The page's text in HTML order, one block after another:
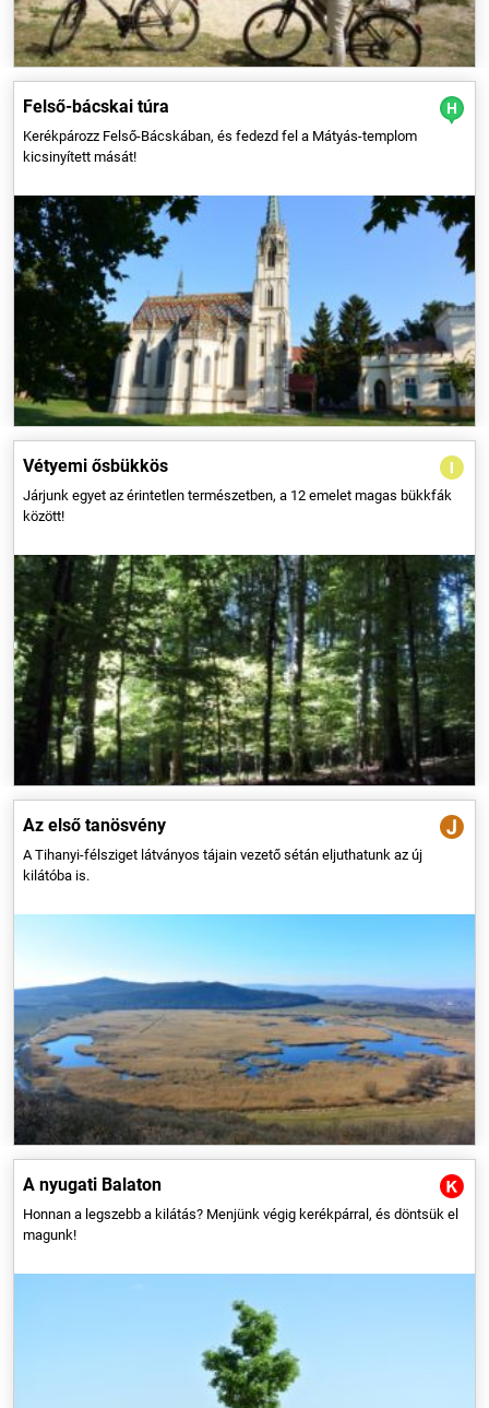
Felső-bácskai túra
Kerékpározz Felső-Bácskában, és fedezd fel a Mátyás-templom
kicsinyített mását!
Vétyemi ősbükkös
A Vétyemi ősbükkös egy emberi beavatkozástól mentes, háborítatlan
terület az erdőn belül, ahol a maga természetességében láthatjuk az
erdőt. Érdekes élmény megfigyelni egy szokványos, kezelt erdő és a
kezeletlen erdőrezervátum közötti különbséget.
Járjunk egyet az érintetlen természetben, a 12 emelet magas bükkfák
között!
Az első tanösvény
Tihany legszebb magaslatait járja be hazánk első tanösvénye, amely
Lóczy Lajos geológus nevét viseli. A naplementekor arany köntösbe
öltöző Aranyház a félsziget legnagyobb gejzírkúpja; ezt is érinti a 11 km-
es sétaút, amelyre több ponton is becsatlakozhatunk.
A Tihanyi-félsziget látványos tájain vezető sétán eljuthatunk az új
kilátóba is.
A nyugati Balaton
Ábrahámhegytől Badacsonyon és Keszthelyen át Balatonberényig
kerekezve fedezhetjük fel a Balaton nyugati csücskét. Kedvcsinálóért
és részletes túraleírásért kattints a cikkre!
Honnan a legszebb a kilátás? Menjünk végig kerékpárral, és döntsük el
magunk!